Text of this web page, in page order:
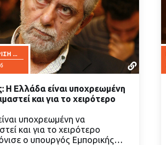
...
ΠΕΡΙΣΣΟΤΕΡΑ
Η Ελλάδα είναι υποχρεωμένη
και για το χειρότερο
υποχρεωμένη να
και για το χειρότερο
ο υπουργός Εμπορικής…